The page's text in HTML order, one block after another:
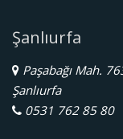
Şanlıurfa
Paşabağı Mah.
Şanlıurfa
0531 762 85 80